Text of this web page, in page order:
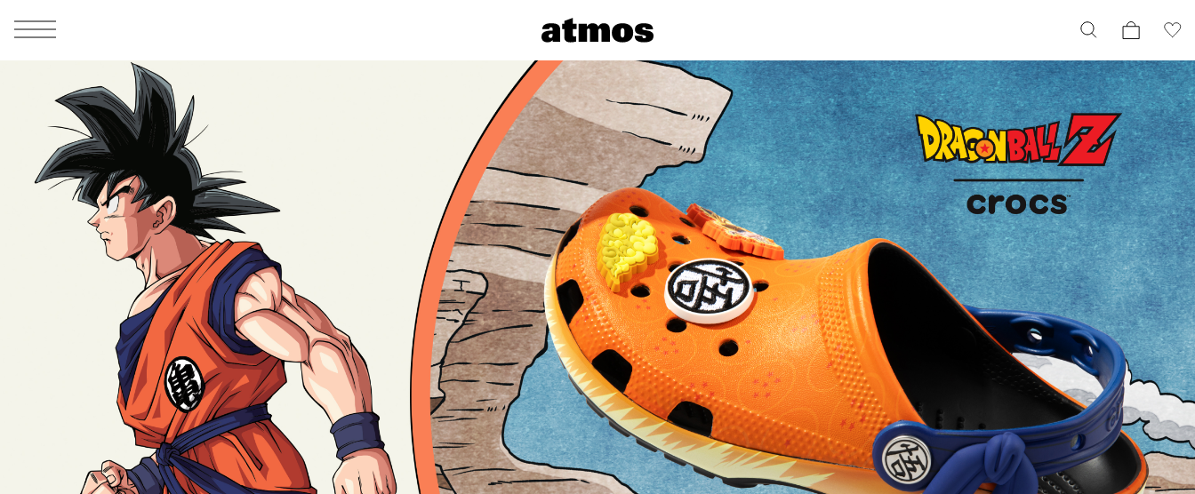
MEN
ALL
シューズ
ウェア
バッグ
アクセサリー
アディダス ピックアップ
シューズ
ALL
スニーカー
ブーツ
サンダル
すべてのシューズ
ライフスタイルランニング
ウェア
ALL
トップス
アウター
パンツ
アンダーウェア
すべてのウェア
バッグ
ALL
バックパック / リュック
ショルダー / メッセンジャーバッグ
トート / エコバッグ
クラッチ / セカンドバッグ
ウエストバッグ
すべてのバッグ
アクセサリー
ALL
ポーチ / ウォレット
グッズ / アクセサリー
すべてのアクセサリー
その他
ALL
シューケア / グッズ
おもちゃ / フィギュア
その他
すべてのその他
WOMENS
ALL
シューズ
ウェア
バッグ
アクセサリー
アディダス ピックアップ
シューズ
ALL
スニーカー
ブーツ
サンダル / パンプス
すべてのシューズ
ライフスタイルランニング
ウェア
ALL
トップス
アウター
パンツ
ワンピース
アンダーウェア
バッグ
ALL
バックパック / リュック
ショルダー / メッセンジャーバッグ
トート / エコバッグ
クラッチ / セカンドバッグ
ウエストバッグ
すべてのバッグ
アクセサリー
ALL
ポーチ / ウォレット
グッズ / アクセサリー
すべてのアクセサリー
その他
ALL
シューケア / グッズ
おもちゃ / フィギュア
その他
すべてのその他